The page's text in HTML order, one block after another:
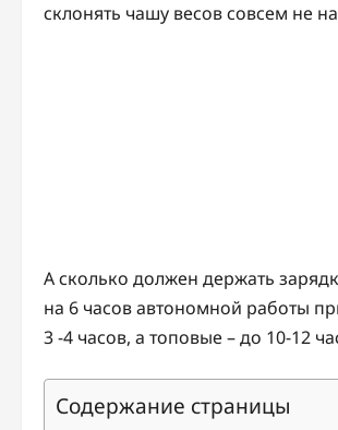
склонять чашу весов совсем не
А сколько должен держать
на 6 часов автономной работы
3 -4 часов, а топовые – до 10-12
Содержание страницы